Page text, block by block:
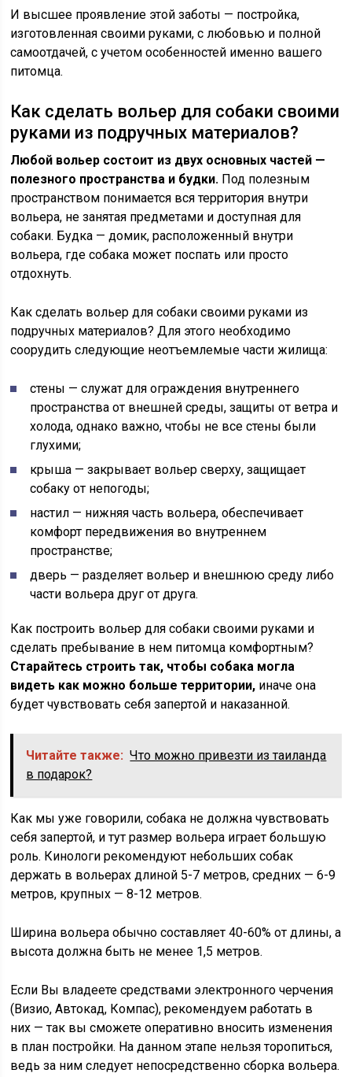
И высшее проявление этой заботы — постройка,
изготовленная своими руками, с любовью и полной
самоотдачей, с учетом особенностей именно вашего
питомца.
Как сделать вольер для собаки своими
руками из подручных материалов?
Любой вольер состоит из двух основных частей —
полезного пространства и будки. Под полезным
пространством понимается вся территория внутри
вольера, не занятая предметами и доступная для
собаки. Будка — домик, расположенный внутри
вольера, где собака может поспать или просто
отдохнуть.
Как сделать вольер для собаки своими руками из
подручных материалов? Для этого необходимо
соорудить следующие неотъемлемые части жилища:
стены — служат для ограждения внутреннего
пространства от внешней среды, защиты от ветра и
холода, однако важно, чтобы не все стены были
глухими;
крыша — закрывает вольер сверху, защищает
собаку от непогоды;
настил — нижняя часть вольера, обеспечивает
комфорт передвижения во внутреннем
пространстве;
дверь — разделяет вольер и внешнюю среду либо
части вольера друг от друга.
Как построить вольер для собаки своими руками и
сделать пребывание в нем питомца комфортным?
Старайтесь строить так, чтобы собака могла
видеть как можно больше территории, иначе она
будет чувствовать себя запертой и наказанной.
Читайте также: Что можно привезти из таиланда
в подарок?
Как мы уже говорили, собака не должна чувствовать
себя запертой, и тут размер вольера играет большую
роль. Кинологи рекомендуют небольших собак
держать в вольерах длиной 5-7 метров, средних — 6-9
метров, крупных — 8-12 метров.
Ширина вольера обычно составляет 40-60% от длины, а
высота должна быть не менее 1,5 метров.
Если Вы владеете средствами электронного черчения
(Визио, Автокад, Компас), рекомендуем работать в
них — так вы сможете оперативно вносить изменения
в план постройки. На данном этапе нельзя торопиться,
ведь за ним следует непосредственно сборка вольера.